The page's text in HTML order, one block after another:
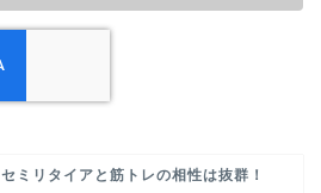
セミリタイアと筋トレの相性は抜群！